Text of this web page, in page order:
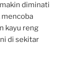
diminati
mencoba
kayu reng
di sekitar